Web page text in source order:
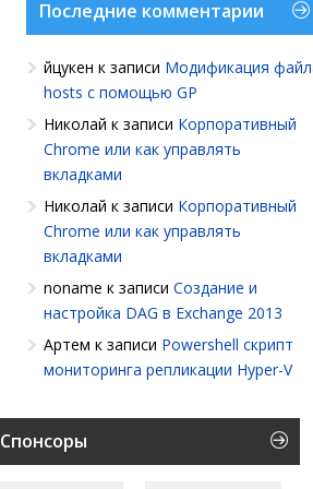
Последние комментарии
йцукен к записи Модификация
hosts с помощью GP
Николай к записи Корпоративный
Chrome или как управлять
вкладками
Николай к записи Корпоративный
Chrome или как управлять
вкладками
noname к записи Создание и
настройка DAG в Exchange 2013
Артем к записи Powershell cкрипт
мониторинга репликации Hyper-V
Спонсоры